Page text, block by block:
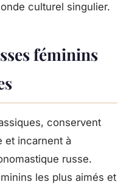
culturel singulier.
féminins
conservent
et incarnent à
russe.
les plus aimés et